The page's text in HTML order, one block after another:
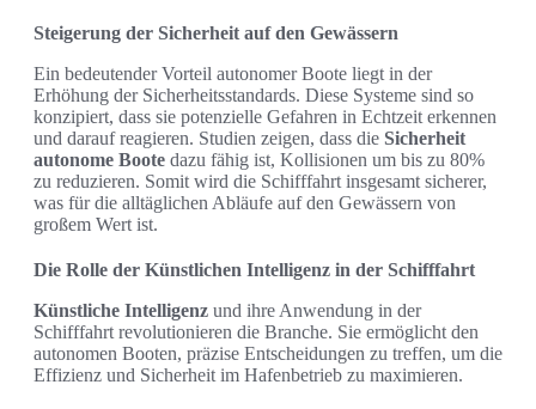
Steigerung der Sicherheit auf den Gewässern
Ein bedeutender Vorteil autonomer Boote liegt in der
Erhöhung der Sicherheitsstandards. Diese Systeme sind so
konzipiert, dass sie potenzielle Gefahren in Echtzeit erkennen
und darauf reagieren. Studien zeigen, dass die Sicherheit
autonome Boote dazu fähig ist, Kollisionen um bis zu 80%
zu reduzieren. Somit wird die Schifffahrt insgesamt sicherer,
was für die alltäglichen Abläufe auf den Gewässern von
großem Wert ist.
Die Rolle der Künstlichen Intelligenz in der Schifffahrt
Künstliche Intelligenz und ihre Anwendung in der
Schifffahrt revolutionieren die Branche. Sie ermöglicht den
autonomen Booten, präzise Entscheidungen zu treffen, um die
Effizienz und Sicherheit im Hafenbetrieb zu maximieren.